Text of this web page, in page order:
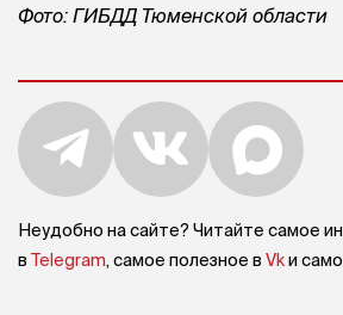
Фото: ГИБДД Тюменской области
Неудобно на сайте? Читайте самое
в Telegram, самое полезное в Vkи